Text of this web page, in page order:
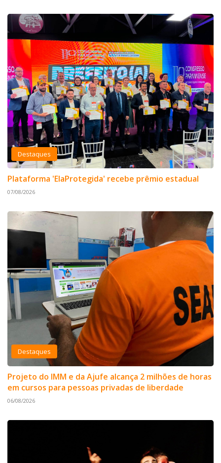
Destaques
Plataforma 'ElaProtegida' recebe prêmio estadual
07/08/2026
Destaques
Projeto do IMM e da Ajufe alcança 2 milhões de horas
em cursos para pessoas privadas de liberdade
06/08/2026